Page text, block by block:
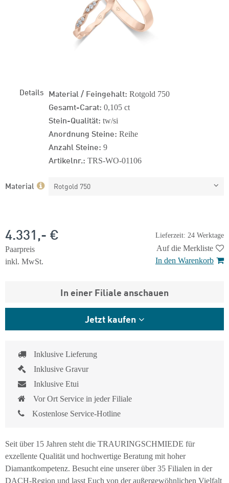
Details Material / Feingehalt: Rotgold 750
Gesamt-Carat: 0,105 ct
Stein-Qualität: tw/si
Anordnung Steine: Reihe
Anzahl Steine: 9
Artikelnr.: TRS-WO-01106
Material Rotgold 750
Lieferzeit: 24 Werktage
4.331,- €
Paarpreis
inkl. MwSt.
Auf die Merkliste
In den Warenkorb
In einer Filiale anschauen
Jetzt kaufen
Inklusive Lieferung
Inklusive Gravur
Inklusive Etui
Vor Ort Service in jeder Filiale
Kostenlose Service-Hotline
Seit über 15 Jahren steht die TRAURINGSCHMIEDE für
exzellente Qualität und hochwertige Beratung mit hoher
Diamantkompetenz. Besucht eine unserer über 35 Filialen in der
DACH-Region und lasst Euch von der außergewöhnlichen Vielfalt